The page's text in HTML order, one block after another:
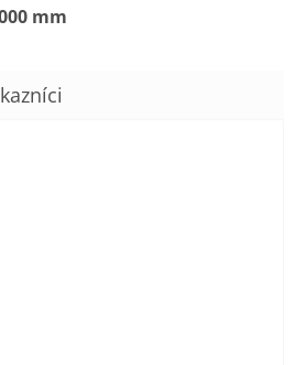
mm
obchodu je 5 z 5 hvězdiček.
obchodu je 5 z 5 hvězdiček.